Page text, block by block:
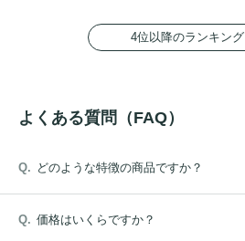
4位以降のランキン
よくある質問（FAQ）
どのような特徴の商品ですか？
価格はいくらですか？